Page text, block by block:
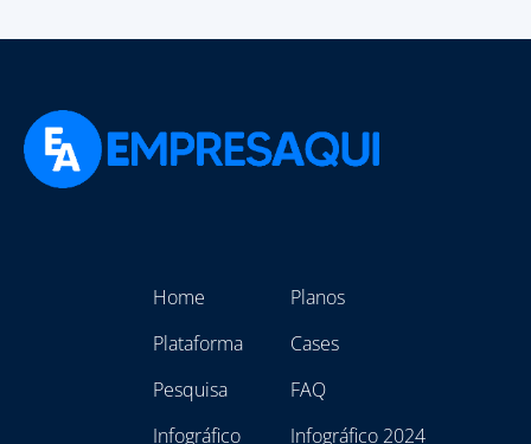
Home
Plataforma
Pesquisa
Infográfico
Planos
Cases
FAQ
Infográfico 2024